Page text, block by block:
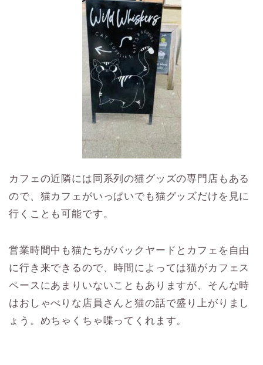
カフェの近隣には同系列の猫グッズの専門店もある
ので、猫カフェがいっぱいでも猫グッズだけを見に
行くことも可能です。
営業時間中も猫たちがバックヤードとカフェを自由
に行き来できるので、時間によっては猫がカフェス
ペースにあまりいないこともありますが、そんな時
はおしゃべりな店員さんと猫の話で盛り上がりまし
ょう。めちゃくちゃ喋ってくれます。